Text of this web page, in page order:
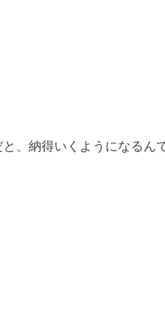
、納得いくようになるん